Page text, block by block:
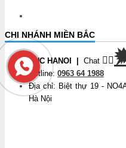
CHI NHÁNH MIỀN BẮC
CNC HANOI Chat 👉🏽
Hotline: 0963 64 1988
Địa chỉ: Biệt thự 19 -
Hà Nội